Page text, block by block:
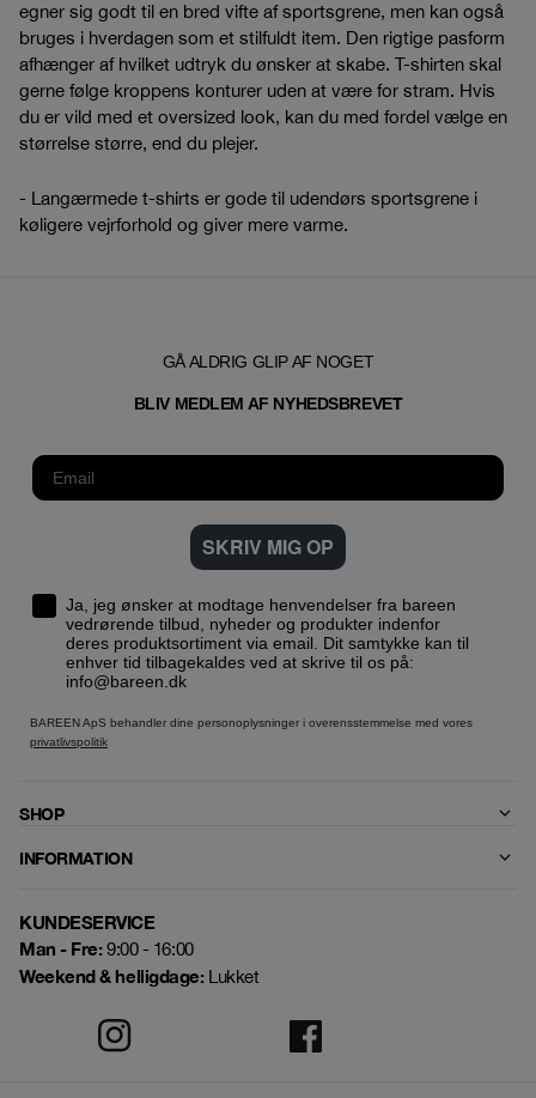
egner sig godt til en bred vifte af sportsgrene, men kan også
bruges i hverdagen som et stilfuldt item. Den rigtige pasform
afhænger af hvilket udtryk du ønsker at skabe. T-shirten skal
gerne følge kroppens konturer uden at være for stram. Hvis
du er vild med et oversized look, kan du med fordel vælge en
størrelse større, end du plejer.
- Langærmede t-shirts er gode til udendørs sportsgrene i
køligere vejrforhold og giver mere varme.
GÅ ALDRIG GLIP AF NOGET
BLIV MEDLEM AF NYHEDSBREVET
SKRIV MIG OP
Ja, jeg ønsker at modtage henvendelser fra bareen
vedrørende tilbud, nyheder og produkter indenfor
deres produktsortiment via email. Dit samtykke kan til
enhver tid tilbagekaldes ved at skrive til os på:
info@bareen.dk
BAREEN ApS behandler dine personoplysninger i overensstemmelse med vores
privatlivspolitik
SHOP
INFORMATION
KUNDESERVICE
Man - Fre:9:00 - 16:00
Weekend & helligdage:Lukket